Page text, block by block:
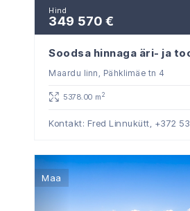
Hind
349 570 €
Soodsa hinnaga äri- ja
Maardu linn, Pähklimäe tn 4
5378.00 m 2
Kontakt: Fred Linnukütt, +372
Maa